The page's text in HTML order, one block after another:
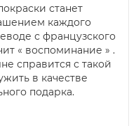
станет
каждого
с французского
« воспоминание » .
справится с такой
в качестве
подарка.